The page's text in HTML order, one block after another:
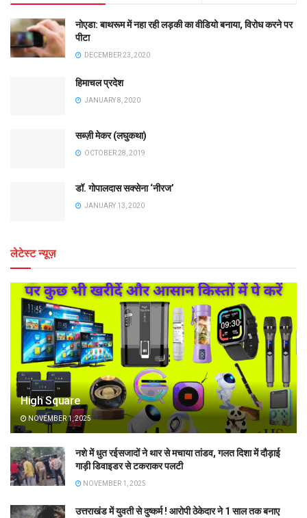
नोएडा: बाथरूम में नहा रही लड़की का वीडियो बनाया, विरोध करने पर
पीटा
DECEMBER 23, 2020
हिमाचल प्रदेश
JANUARY 8, 2020
सब्ज़ी मेकर (लघुकथा)
OCTOBER 28, 2019
डॉ. गोपालदास सक्सेना ‘नीरज’
JANUARY 13, 2020
लेटेस्ट न्यूज़
High Square
NOVEMBER 1, 2025
नशे में धुत रईसजादों ने थार से मचाया तांडव, गलत दिशा में दौड़ाई
गाड़ी डिवाइडर से टकराकर पलटी
NOVEMBER 1, 2025
उत्तराखंड में युवती से दुष्कर्म ! आरोपी ठेकेदार ने 1 साल तक बनाए